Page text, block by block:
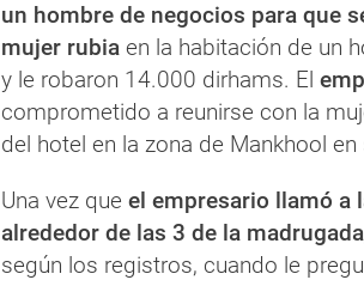
un hombre de negocios para que
mujer rubia en la habitación de un
y le robaron 14.000 dirhams. El
comprometido a reunirse con la
del hotel en la zona de Mankhool
Una vez que el empresario llamó a
alrededor de las 3 de la
según los registros, cuando le